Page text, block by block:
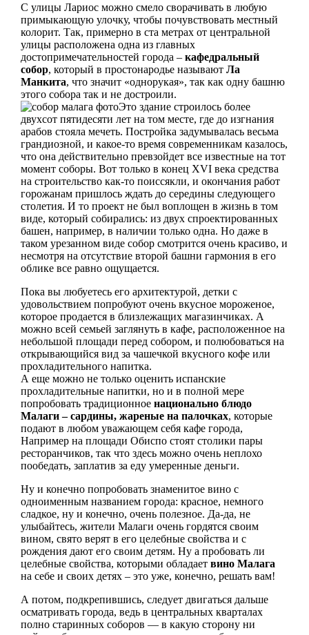
С улицы Лариос можно смело сворачивать в любую
примыкающую улочку, чтобы почувствовать местный
колорит. Так, примерно в ста метрах от центральной
улицы расположена одна из главных
достопримечательностей города – кафедральный
собор, который в простонародье называют Ла
Манкита, что значит «однорукая», так как одну башню
этого собора так и не достроили.
Это здание строилось более
двухсот пятидесяти лет на том месте, где до изгнания
арабов стояла мечеть. Постройка задумывалась весьма
грандиозной, и какое-то время современникам казалось,
что она действительно превзойдет все известные на тот
момент соборы. Вот только в конец XVI века средства
на строительство как-то поиссякли, и окончания работ
горожанам пришлось ждать до середины следующего
столетия. И то проект не был воплощен в жизнь в том
виде, который собирались: из двух спроектированных
башен, например, в наличии только одна. Но даже в
таком урезанном виде собор смотрится очень красиво, и
несмотря на отсутствие второй башни гармония в его
облике все равно ощущается.
Пока вы любуетесь его архитектурой, детки с
удовольствием попробуют очень вкусное мороженое,
которое продается в близлежащих магазинчиках. А
можно всей семьей заглянуть в кафе, расположенное на
небольшой площади перед собором, и полюбоваться на
открывающийся вид за чашечкой вкусного кофе или
прохладительного напитка.
А еще можно не только оценить испанские
прохладительные напитки, но и в полной мере
попробовать традиционное национально блюдо
Малаги – сардины, жареные на палочках, которые
подают в любом уважающем себя кафе города,
Например на площади Обиспо стоят столики пары
ресторанчиков, так что здесь можно очень неплохо
пообедать, заплатив за еду умеренные деньги.
Ну и конечно попробовать знаменитое вино с
одноименным названием города: красное, немного
сладкое, ну и конечно, очень полезное. Да-да, не
улыбайтесь, жители Малаги очень гордятся своим
вином, свято верят в его целебные свойства и с
рождения дают его своим детям. Ну а пробовать ли
целебные свойства, которыми обладает вино Малага
на себе и своих детях – это уже, конечно, решать вам!
А потом, подкрепившись, следует двигаться дальше
осматривать города, ведь в центральных кварталах
полно старинных соборов — в какую сторону ни